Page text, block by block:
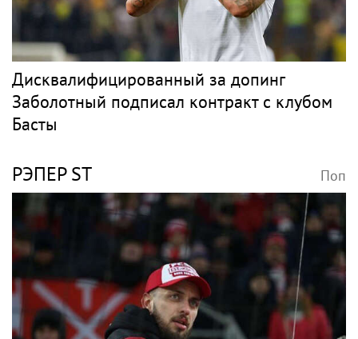
Дисквалифицированный за допинг
Заболотный подписал контракт с клубом
Басты
РЭПЕР ST Поп